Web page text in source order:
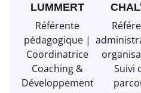
LUMMERT
Référente
pédagogique |
Coordinatrice
Coaching &
Développement
Suivi